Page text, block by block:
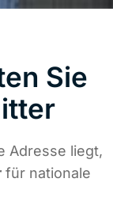
Sie
Adresse liegt,
für nationale